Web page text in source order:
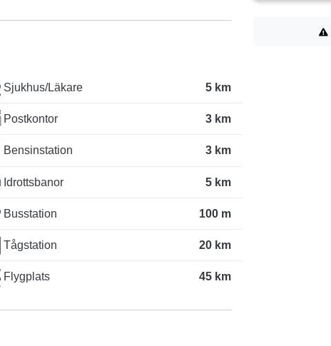
Sjukhus/Läkare 5 km
Postkontor 3 km
Bensinstation 3 km
Idrottsbanor 5 km
Busstation 100 m
Tågstation 20 km
Flygplats 45 km